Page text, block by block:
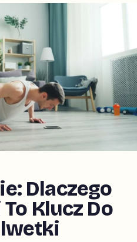
Dlaczego
Klucz Do